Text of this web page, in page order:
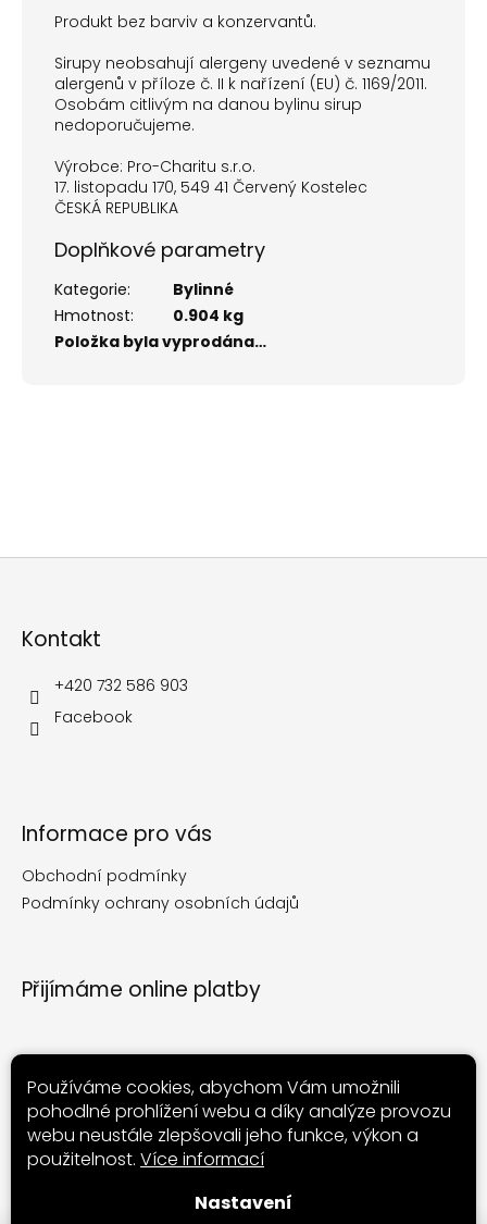
Používáme cookies, abychom Vám umožnili
pohodlné prohlížení webu a díky analýze provozu
webu neustále zlepšovali jeho funkce, výkon a
použitelnost. Více informací
Nastavení
Produkt bez barviv a konzervantů.
Sirupy neobsahují alergeny uvedené v seznamu
alergenů v příloze č. II k nařízení (EU) č. 1169/2011.
Osobám citlivým na danou bylinu sirup
nedoporučujeme.
Výrobce: Pro-Charitu s.r.o.
17. listopadu 170, 549 41 Červený Kostelec
ČESKÁ REPUBLIKA
Doplňkové parametry
Kategorie:
Bylinné
Hmotnost:
0.904 kg
Položka byla vyprodána…
Kontakt
+420 732 586 903
Facebook
Informace pro vás
Obchodní podmínky
Podmínky ochrany osobních údajů
Přijímáme online platby
Nákupní košík